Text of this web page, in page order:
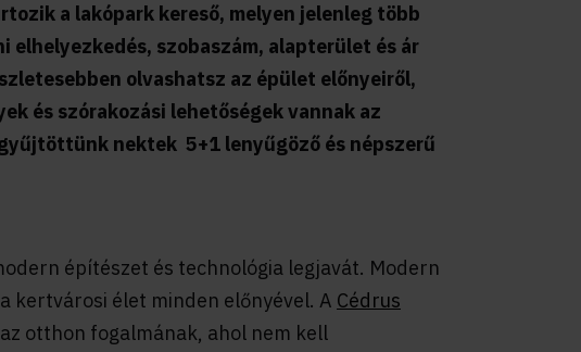
a lakópark kereső, melyen jelenleg több
szobaszám, alapterület és ár
olvashatsz az épület előnyeiről,
és szórakozási lehetőségek vannak az
nektek 5+1 lenyűgöző és népszerű
építészet és technológia legjavát. Modern
kertvárosi élet minden előnyével. A Cédrus
otthon fogalmának, ahol nem kell